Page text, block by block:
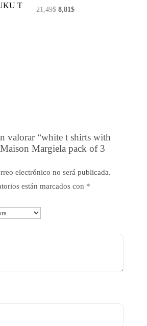
T
21,49$ El
8,81$El
valorar “white t shirts with
Margiela pack of 3
electrónico no será publicada.
están marcados con *